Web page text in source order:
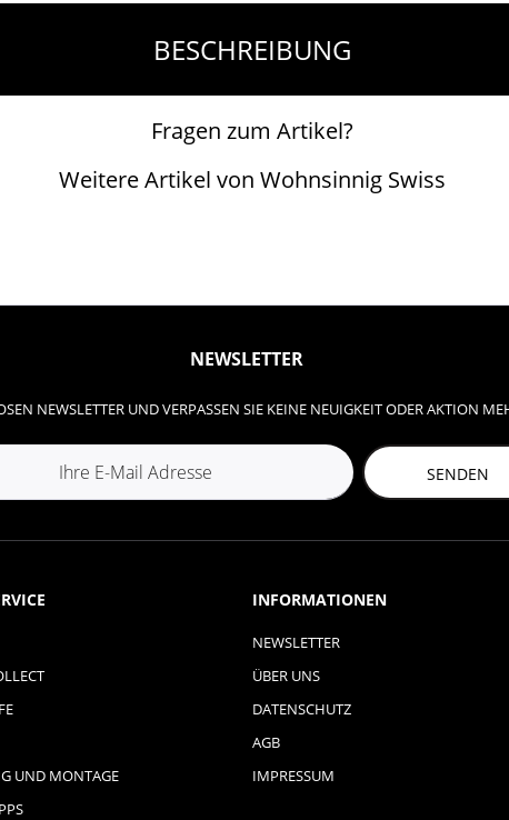
BESCHREIBUNG
Fragen zum Artikel?
Weitere Artikel von Wohnsinnig Swiss
NEWSLETTER
NEWSLETTER UND VERPASSEN SIE KEINE NEUIGKEIT ODER AKTION
SENDEN
UND MONTAGE
INFORMATIONEN
NEWSLETTER
ÜBER UNS
DATENSCHUTZ
AGB
IMPRESSUM